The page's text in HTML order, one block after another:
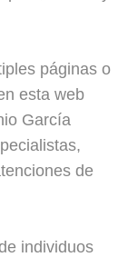
páginas o
esta web
García
de
individuos